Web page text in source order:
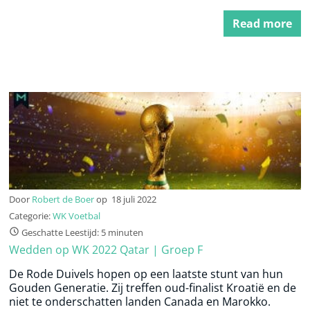
Read more
Door Robert de Boerop 18 juli 2022
Categorie:WK Voetbal
Geschatte Leestijd: 5 minuten
Wedden op WK 2022 Qatar | Groep F
De Rode Duivels hopen op een laatste stunt van hun
Gouden Generatie. Zij treffen oud-finalist Kroatië en de
niet te onderschatten landen Canada en Marokko.